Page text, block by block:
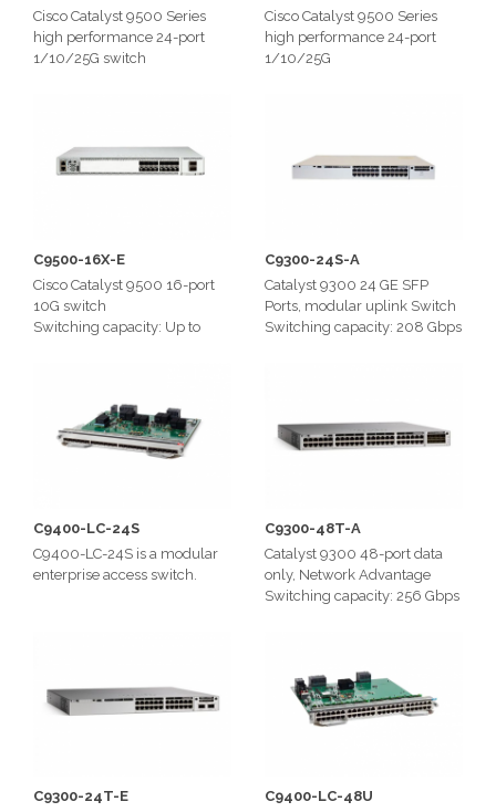
Cisco Catalyst 9500 Series
high performance 24-port
1/10/25G switch
Cisco Catalyst 9500 Series
high performance 24-port
1/10/25G
C9500-16X-E
Cisco Catalyst 9500 16-port
10G switch
Switching capacity: Up to
C9300-24S-A
Catalyst 9300 24 GE SFP
Ports, modular uplink Switch
Switching capacity: 208 Gbps
C9400-LC-24S
C9400-LC-24S is a modular
enterprise access switch.
C9300-48T-A
Catalyst 9300 48-port data
only, Network Advantage
Switching capacity: 256 Gbps
addresses: 32,00
C9300-24T-E
C9400-LC-48U